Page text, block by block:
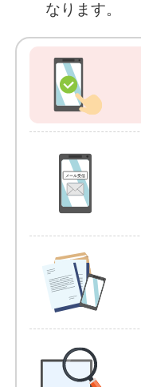
なります。